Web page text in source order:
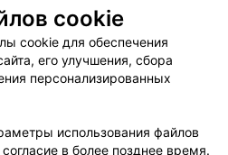
Способы оплаты
Партнеры
103.by
данных
cookie
cookie для обеспечения
его улучшения, сбора
персонализированных
использования файлов
в более позднее время.